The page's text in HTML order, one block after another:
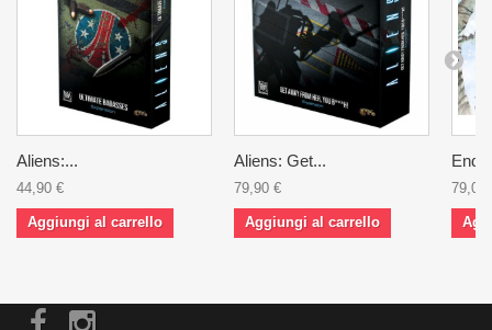
Aliens:...
44,90 €
Aggiungi al carrello
Aliens: Get...
79,90 €
Aggiungi al carrello
79,00